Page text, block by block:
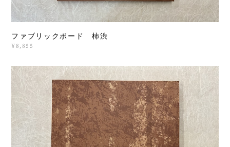
ファブリックボード 柿渋
¥8,855